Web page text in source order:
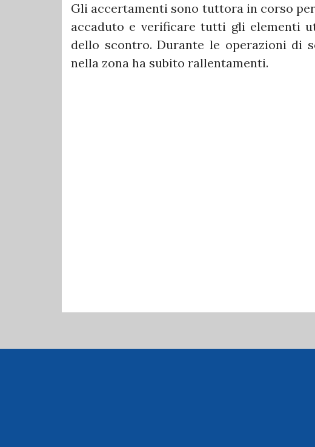
Gli accertamenti sono tuttora in corso
accaduto e verificare tutti gli elementi
dello scontro. Durante le operazioni di
nella zona ha subito rallentamenti.